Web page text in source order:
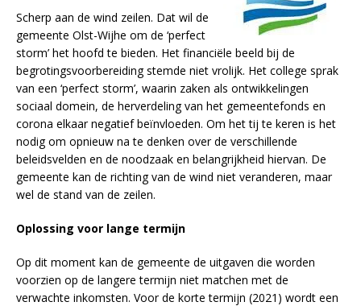
Scherp aan de wind zeilen. Dat wil de
gemeente Olst-Wijhe om de ‘perfect
storm’ het hoofd te bieden. Het financiële beeld bij de
begrotingsvoorbereiding stemde niet vrolijk. Het college sprak
van een ‘perfect storm’, waarin zaken als ontwikkelingen
sociaal domein, de herverdeling van het gemeentefonds en
corona elkaar negatief beïnvloeden. Om het tij te keren is het
nodig om opnieuw na te denken over de verschillende
beleidsvelden en de noodzaak en belangrijkheid hiervan. De
gemeente kan de richting van de wind niet veranderen, maar
wel de stand van de zeilen.
Oplossing voor lange termijn
Op dit moment kan de gemeente de uitgaven die worden
voorzien op de langere termijn niet matchen met de
verwachte inkomsten. Voor de korte termijn (2021) wordt een